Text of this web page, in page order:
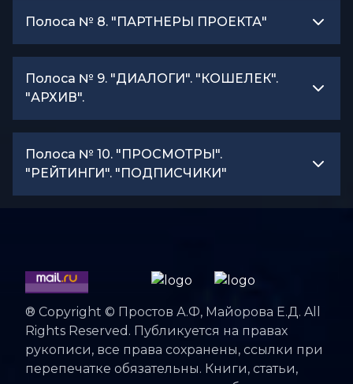
Полоса № 8. "ПАРТНЕРЫ ПРОЕКТА"
Полоса № 9. "ДИАЛОГИ". "КОШЕЛЕК".
"АРХИВ".
Полоса № 10. "ПРОСМОТРЫ".
"РЕЙТИНГИ". "ПОДПИСЧИКИ"
® Copyright © Простов А.Ф, Майорова Е.Д. All
Rights Reserved. Публикуется на правах
рукописи, все права сохранены, ссылки при
перепечатке обязательны. Книги, статьи,